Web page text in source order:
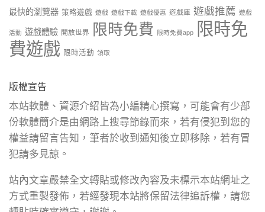
最快的瀏覽器 策略遊戲 遊戲 遊戲下載 遊戲優惠 遊戲庫 遊戲推薦 遊戲
活動 遊戲體驗 開放世界 限時免費 限時免費app
限時免
費遊戲 限時活動 領取
版權宣告
本站軟體、資源介紹皆為小編精心撰寫，可能會有少部
份軟體簡介是由網路上搜尋節錄而來，若有侵犯到您的
權益請留言告知，筆者於收到通知後立即移除，若有冒
犯請多見諒。
站內文章嚴禁全文轉貼或修改內容及未標示本站網址之
方式重製發佈，若經發現本站將保留法律追訴權，請您